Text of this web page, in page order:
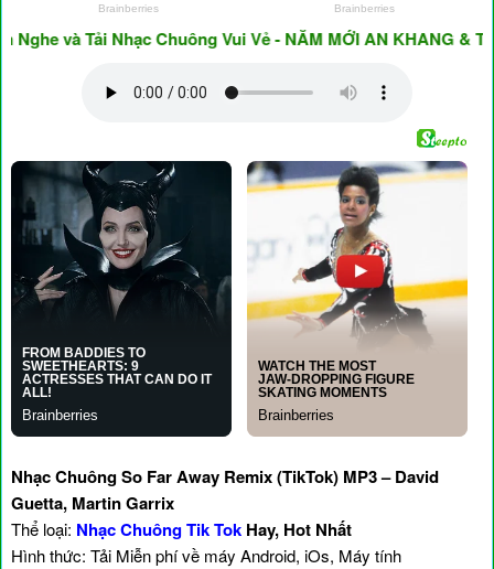
và Tải Nhạc Chuông Vui Vẻ - NĂM MỚI AN KHANG & THỊNH
Nhạc Chuông So Far Away Remix (TikTok) MP3 – David
Guetta, Martin Garrix
Thể loại: Nhạc Chuông Tik Tok Hay, Hot Nhất
Hình thức: Tải Miễn phí về máy Android, iOs, Máy tính